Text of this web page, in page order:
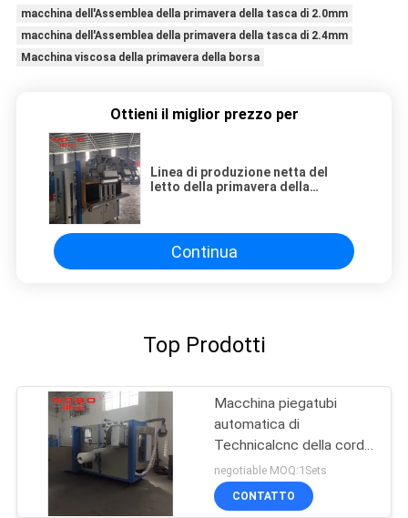
macchina dell'Assemblea della primavera della tasca di 2.0mm
macchina dell'Assemblea della primavera della tasca di 2.4mm
Macchina viscosa della primavera della borsa
Ottieni il miglior prezzo per
Linea di produzione netta del
letto della primavera della
efficienza
Continua
Top Prodotti
Macchina piegatubi
automatica di
Technicalcnc della corda
della primavera della
macchina del
macchinario automatico
negotiable MOQ:1Sets
CONTATTO